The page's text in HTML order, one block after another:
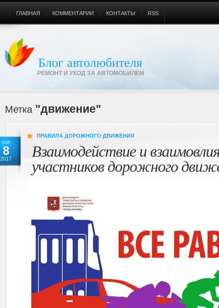
Блог автолюбителя
РЕМОНТ И УХОД ЗА АВТОМОБИЛЕМ
ГЛАВНАЯ КОММЕНТАРИИ КОНТАКТЫ RSS
Метка "движение"
ноя
8
2017
ПРАВИЛА ДОРОЖНОГО ДВИЖЕНИЯ
Взаимодействие и
участников дорожного